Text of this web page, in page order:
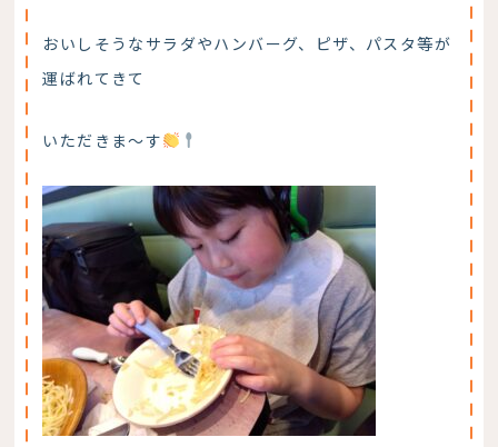
おいしそうなサラダやハンバーグ、ピザ、パスタ等が
運ばれてきて
いただきま～す